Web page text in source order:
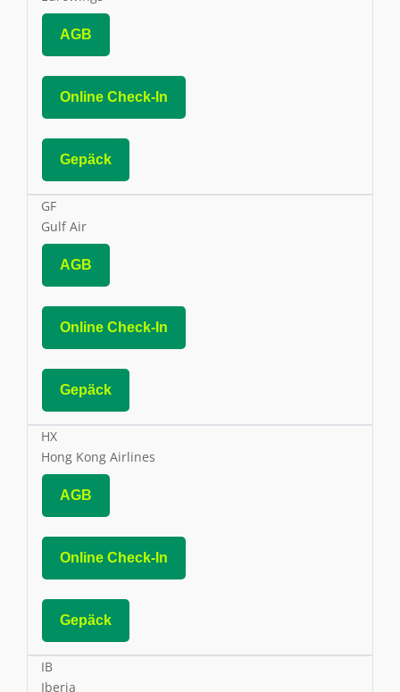
AGB
Online Check-In
Gepäck
GF
Gulf Air
AGB
Online Check-In
Gepäck
HX
Hong Kong Airlines
AGB
Online Check-In
Gepäck
IB
Iberia